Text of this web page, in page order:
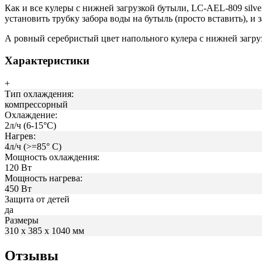
Как и все кулеры с нижней загрузкой бутыли, LC-AEL-809
установить трубку забора воды на бутыль (просто вставить), и
А ровный серебристый цвет напольного кулера с нижней
Характеристики
+
Тип охлаждения:
компрессорный
Охлаждение:
2л/ч (6-15°С)
Нагрев:
4л/ч (>=85° С)
Мощность охлаждения:
120 Вт
Мощность нагрева:
450 Вт
Защита от детей
да
Размеры
310 х 385 х 1040 мм
Отзывы